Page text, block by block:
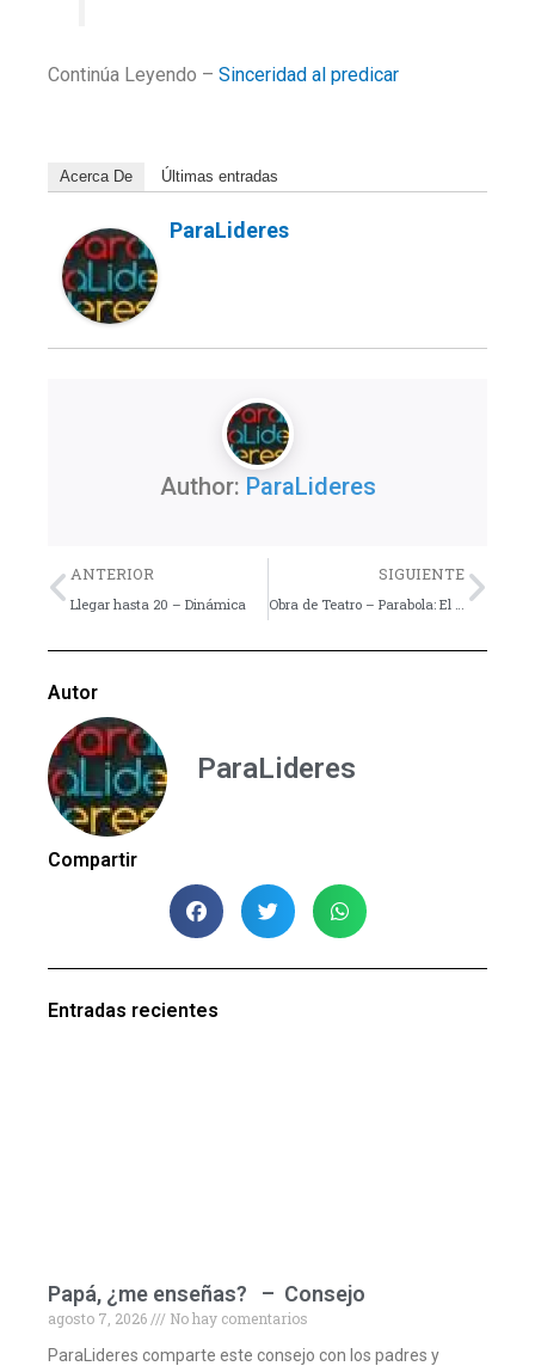
Continúa Leyendo – Sinceridad al predicar
Acerca De Últimas entradas
ParaLideres
Author: ParaLideres
Previo
ANTERIOR
Llegar hasta 20 – Dinámica
SIGUIENTE
Autor
ParaLideres
Compartir
Entradas recientes
Papá, ¿me enseñas? – Consejo
agosto 7, 2026
No hay comentarios
ParaLideres comparte este consejo con los padres y